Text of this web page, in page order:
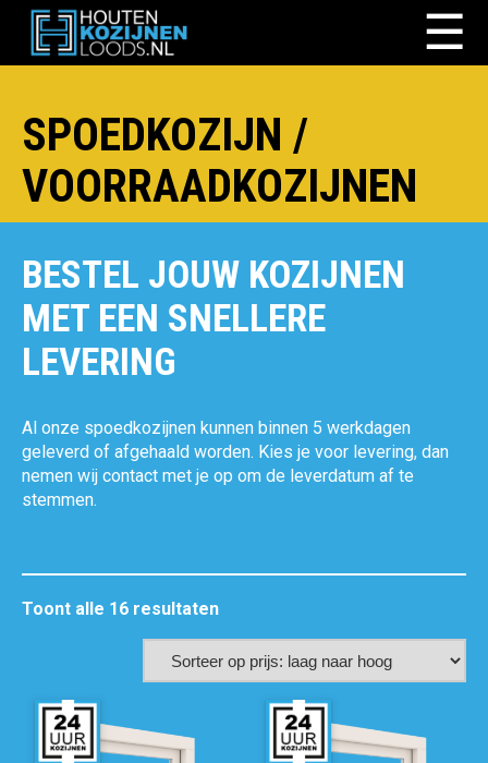
☰
SPOEDKOZIJN /
VOORRAADKOZIJNEN
BESTEL JOUW KOZIJNEN
MET EEN SNELLERE
LEVERING
Al onze spoedkozijnen kunnen binnen 5 werkdagen
geleverd of afgehaald worden. Kies je voor levering, dan
nemen wij contact met je op om de leverdatum af te
stemmen.
Toont alle 16 resultaten